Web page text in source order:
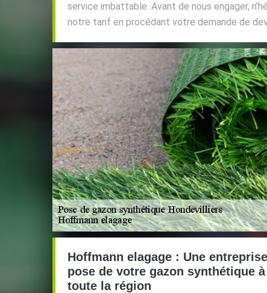
service imbattable. Avant de nous engager,
notre tarif en procédant votre demande de
Hoffmann elagage : Une
pose de votre gazon synthétique
toute la région